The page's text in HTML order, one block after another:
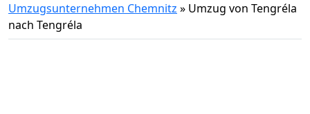
Umzugsunternehmen Chemnitz » Umzug von Tengréla
nach Tengréla